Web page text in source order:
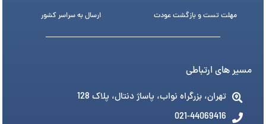
مهلت تست و بازگشت عودت ارسال به سراسر کشور
مسیر های ارتباطی
تهران، بزرگراه نواب، پاساژ دنتال، پلاک 128
021-44069416